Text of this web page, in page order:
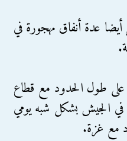
عدة أنفاق مهجورة في
طول الحدود مع قطاع
في الجيش بشكل شبه يومي
مع غزة.